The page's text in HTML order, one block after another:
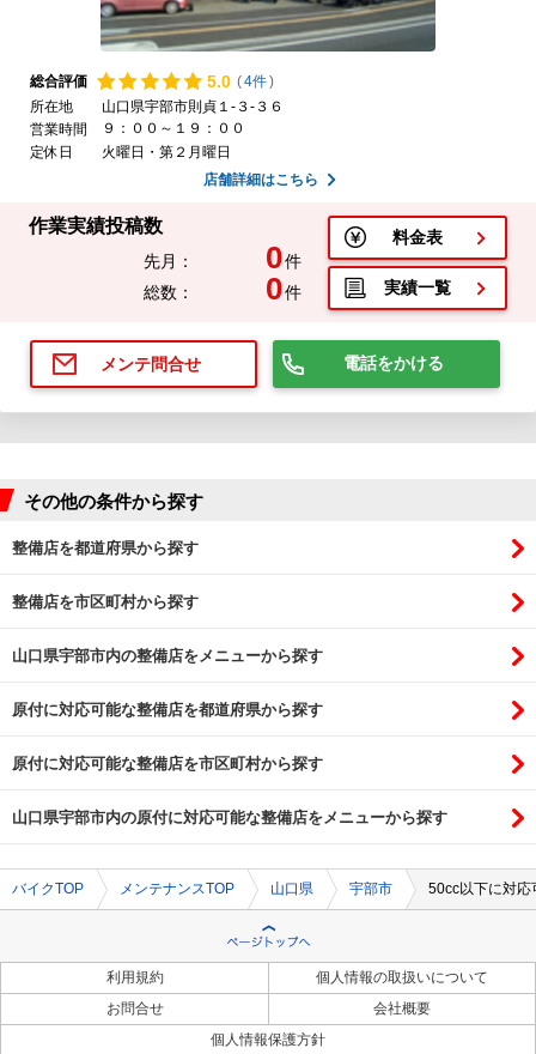
総合評価 5.0 (4件)
所在地
山口県宇部市則貞１-３-３６
営業時間
９：００～１９：００
定休日
火曜日・第２月曜日
店舗詳細はこちら
作業実績投稿数
先月： 0件
総数：
0件
料金表
実績一覧
メンテ問合せ 電話をかける
その他の条件から探す
整備店を都道府県から探す
整備店を市区町村から探す
山口県宇部市内の整備店をメニューから探す
原付に対応可能な整備店を都道府県から探す
原付に対応可能な整備店を市区町村から探す
山口県宇部市内の原付に対応可能な整備店をメニューから探す
バイクTOP メンテナンスTOP 山口県 宇部市 50cc以下に対応
利用規約
個人情報の取扱いについて
お問合せ
会社概要
個人情報保護方針